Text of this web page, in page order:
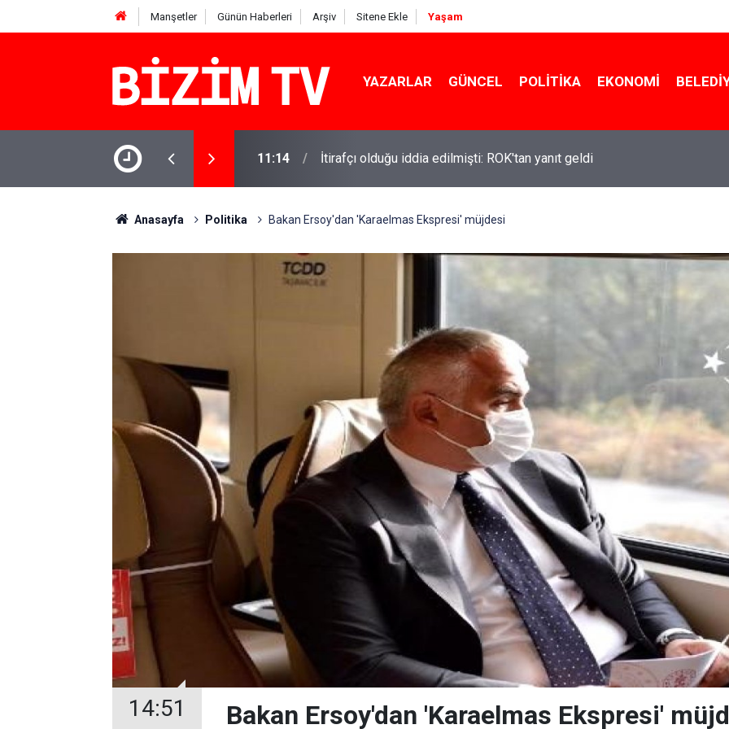
Manşetler Günün Haberleri Arşiv Sitene Ekle Yaşam
YAZARLAR GÜNCEL POLITIKA EKONOMI
11:14 İtirafçı olduğu iddia edilmişti: ROK'tan yanıt geldi
11:10 Yusuf Tekin açıkladı: YKS değişecek mi?
Anasayfa Politika Bakan Ersoy'dan 'Karaelmas Ekspresi' müjdesi
14:51 Bakan Ersoy'dan 'Karaelmas Ekspresi'